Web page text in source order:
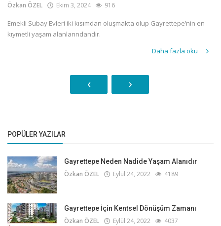
Özkan ÖZEL Ekim 3, 2024 916
Emekli Subay Evleri iki kısımdan oluşmakta olup Gayrettepe’nin en
kıymetli yaşam alanlarındandır.
Daha fazla oku
‹ ›
POPÜLER YAZILAR
Gayrettepe Neden Nadide Yaşam Alanıdır
Özkan ÖZEL Eylül 24, 2022 4189
Gayrettepe İçin Kentsel Dönüşüm Zamanı
Özkan ÖZEL Eylül 24, 2022 4037